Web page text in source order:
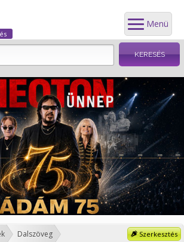
Menü
Szerkesztés
Dalszöveg